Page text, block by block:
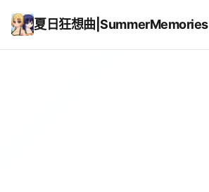
夏日狂想曲|SummerMemories